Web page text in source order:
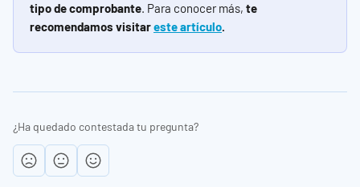
tipo de comprobante. Para conocer más, te
recomendamos visitar este artículo.
¿Ha quedado contestada tu pregunta?